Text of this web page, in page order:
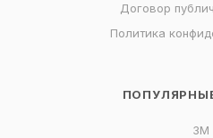
Договор
Политика
3M